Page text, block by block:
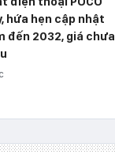
hứa hẹn cập nhật
đến 2032, giá chưa